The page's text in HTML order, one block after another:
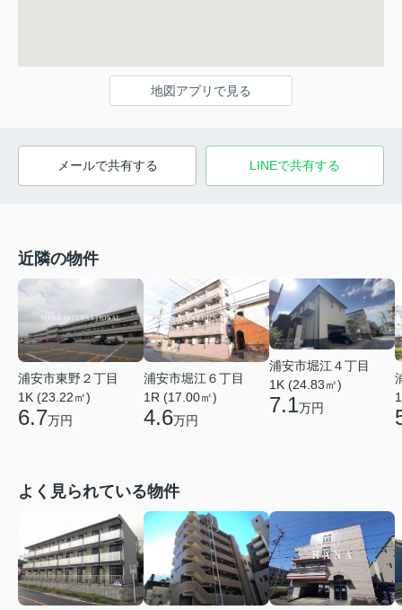
地図アプリで見る
メールで共有する LINEで共有する
近隣の物件
浦安市東野２丁目
1K (23.22㎡)
6.7万円
浦安市堀江６丁目
1R (17.00㎡)
4.6万円
浦安市堀江４丁目
1K (24.83㎡)
7.1万円
よく見られている物件